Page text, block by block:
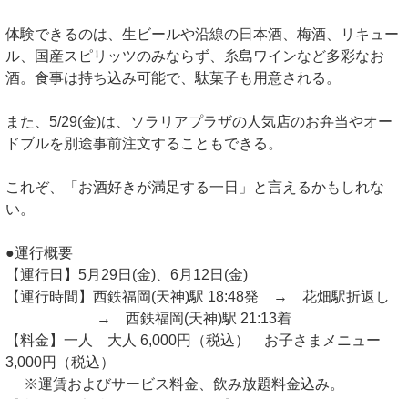
体験できるのは、生ビールや沿線の日本酒、梅酒、リキュー
ル、国産スピリッツのみならず、糸島ワインなど多彩なお
酒。食事は持ち込み可能で、駄菓子も用意される。
また、5/29(金)は、ソラリアプラザの人気店のお弁当やオー
ドブルを別途事前注文することもできる。
これぞ、「お酒好きが満足する一日」と言えるかもしれな
い。
●運行概要
【運行日】5月29日(金)、6月12日(金)
【運行時間】西鉄福岡(天神)駅 18:48発 → 花畑駅折返し
→ 西鉄福岡(天神)駅 21:13着
【料金】一人 大人 6,000円（税込） お子さまメニュー
3,000円（税込）
※運賃およびサービス料金、飲み放題料金込み。